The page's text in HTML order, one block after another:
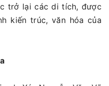
trở lại các di tích, được
kiến trúc, văn hóa của